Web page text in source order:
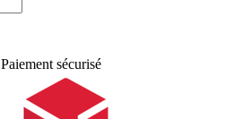
Paiement sécurisé